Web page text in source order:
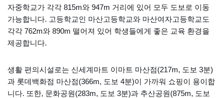
자중학교가 각각 815m와 947m 거리에 있어 모두 도보로 이동
가능합니다. 고등학교인 마산고등학교와 마산여자고등학교도
각각 762m와 890m 떨어져 있어 학생들에게 좋은 교육 환경을
제공합니다.
생활 편의시설로는 신세계마트 이마트 마산점(217m, 도보 3분)
과 롯데백화점 마산점(366m, 도보 4분)이 가까워 쇼핑이 용이합
니다. 또한, 문화공원(283m, 도보 3분)과 추산공원(875m, 도보